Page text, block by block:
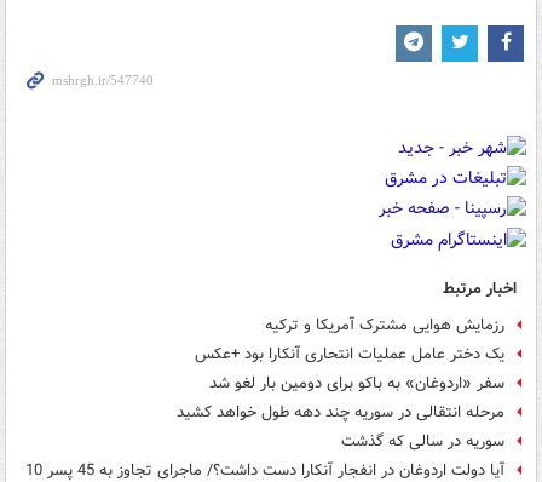
اخبار مرتبط
رزمایش هوایی مشترک آمریکا و ترکیه
یک دختر عامل عملیات انتحاری آنکارا بود +عکس
سفر «اردوغان» به باکو برای دومین بار لغو شد
مرحله انتقالی در سوریه چند دهه طول خواهد کشید
سوریه در سالی که گذشت
آیا دولت اردوغان در انفجار آنکارا دست داشت؟/ ماجرای تجاوز به 45 پسر 10